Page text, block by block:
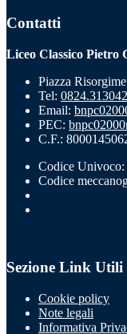
Contatti
Liceo Classico Pietro
Piazza
Tel: 0824.313042
Email:
PEC:
C.F.:
Codice
Codice
Sezione Link Utili
Cookie policy
Note legali
Informativa